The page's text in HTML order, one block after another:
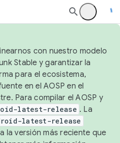
con nuestro modelo
Stable y garantizar la
para el ecosistema,
en el AOSP en el
Para compilar el AOSP y
latest-release . La
latest-release
la versión más reciente que